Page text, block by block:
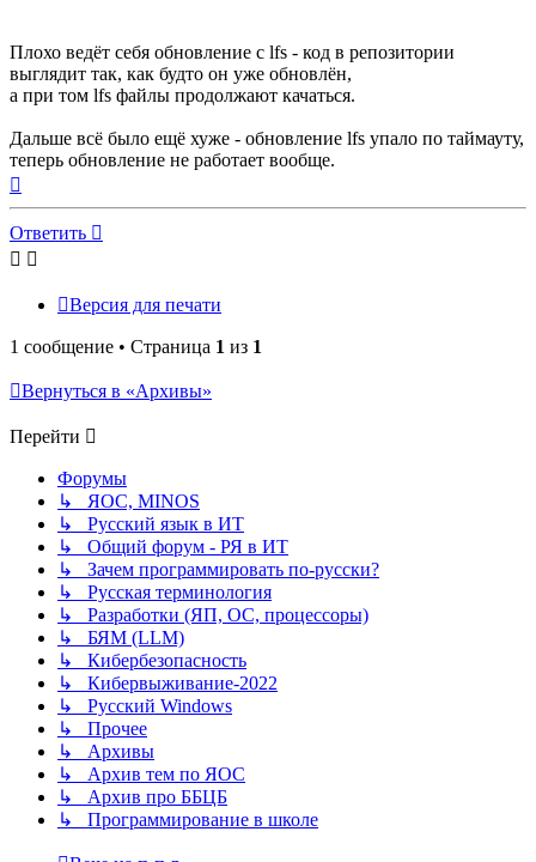
Плохо ведёт себя обновление с lfs - код в репозитории
выглядит так, как будто он уже обновлён,
а при том lfs файлы продолжают качаться.
Дальше всё было ещё хуже - обновление lfs упало по таймауту,
теперь обновление не работает вообще.
к
началу
Ответить
Версия для печати
1 сообщение • Страница 1 из 1
Вернуться в «Архивы»
Перейти
Форумы
↳ ЯОС, MINOS
↳ Русский язык в ИТ
↳ Общий форум - РЯ в ИТ
↳ Зачем программировать по-русски?
↳ Русская терминология
↳ Разработки (ЯП, ОС, процессоры)
↳ БЯМ (LLM)
↳ Кибербезопасность
↳ Кибервыживание-2022
↳ Русский Windows
↳ Прочее
↳ Архивы
↳ Архив тем по ЯОС
↳ Архив про ББЦБ
↳ Программирование в школе